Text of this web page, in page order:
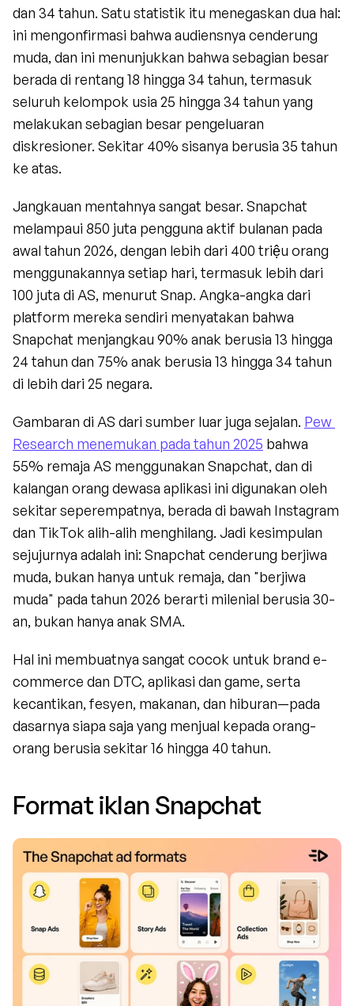
dan 34 tahun. Satu statistik itu menegaskan dua hal:
ini mengonfirmasi bahwa audiensnya cenderung
muda, dan ini menunjukkan bahwa sebagian besar
berada di rentang 18 hingga 34 tahun, termasuk
seluruh kelompok usia 25 hingga 34 tahun yang
melakukan sebagian besar pengeluaran
diskresioner. Sekitar 40% sisanya berusia 35 tahun
ke atas.
Jangkauan mentahnya sangat besar. Snapchat
melampaui 850 juta pengguna aktif bulanan pada
awal tahun 2026, dengan lebih dari 400 triệu orang
menggunakannya setiap hari, termasuk lebih dari
100 juta di AS, menurut Snap. Angka-angka dari
platform mereka sendiri menyatakan bahwa
Snapchat menjangkau 90% anak berusia 13 hingga
24 tahun dan 75% anak berusia 13 hingga 34 tahun
di lebih dari 25 negara.
Gambaran di AS dari sumber luar juga sejalan. Pew
Research menemukan pada tahun 2025 bahwa
55% remaja AS menggunakan Snapchat, dan di
kalangan orang dewasa aplikasi ini digunakan oleh
sekitar seperempatnya, berada di bawah Instagram
dan TikTok alih-alih menghilang. Jadi kesimpulan
sejujurnya adalah ini: Snapchat cenderung berjiwa
muda, bukan hanya untuk remaja, dan "berjiwa
muda" pada tahun 2026 berarti milenial berusia 30-
an, bukan hanya anak SMA.
Hal ini membuatnya sangat cocok untuk brand e-
commerce dan DTC, aplikasi dan game, serta
kecantikan, fesyen, makanan, dan hiburan—pada
dasarnya siapa saja yang menjual kepada orang-
orang berusia sekitar 16 hingga 40 tahun.
Format iklan Snapchat